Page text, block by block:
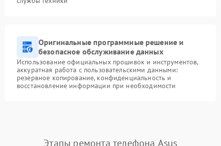
Оригинальные программные решение и
безопасное обслуживание данных
Использование официальных прошивок и инструментов,
аккуратная работа с пользовательскими данными:
резервное копирование, конфиденциальность и
восстановление информации при необходимости
Этапы ремонта телефона Asus